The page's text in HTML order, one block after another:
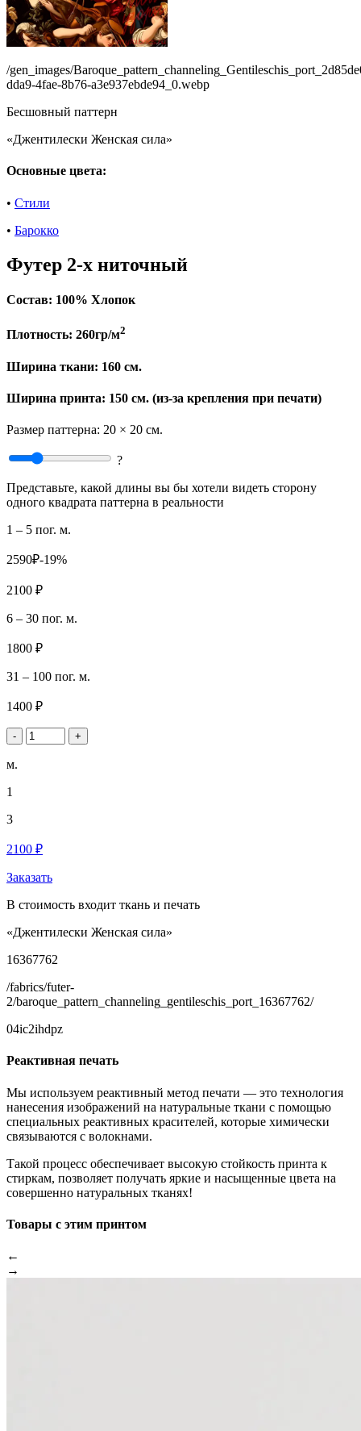
/gen_images/
dda9-4fae-8b76-a3e937ebde94_0.webp
Бесшовный паттерн
«Джентилески Женская сила»
Основные цвета:
• Стили
• Барокко
Футер 2-х ниточный
Состав: 100% Хлопок
Плотность: 260гр/м2
Ширина ткани: 160 см.
Ширина принта: 150 см. (из-за крепления при печати)
Размер паттерна: 20 × 20 см.
?
Представьте, какой длины вы бы хотели видеть сторону
одного квадрата паттерна в реальности
1 – 5 пог. м.
2590₽-19%
2100 ₽
6 – 30 пог. м.
1800 ₽
31 – 100 пог. м.
1400 ₽
- +
м.
1
3
2100 ₽
Заказать
В стоимость входит ткань и печать
«Джентилески Женская сила»
16367762
/fabrics/futer-
2/baroque_pattern_channeling_gentileschis_port_16367762/
04ic2ihdpz
Реактивная печать
Мы используем реактивный метод печати — это технология
нанесения изображений на натуральные ткани с помощью
специальных реактивных красителей, которые химически
связываются с волокнами.
Такой процесс обеспечивает высокую стойкость принта к
стиркам, позволяет получать яркие и насыщенные цвета на
совершенно натуральных тканях!
Товары с этим принтом
←
→